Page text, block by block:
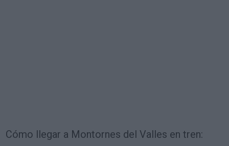
Cómo llegar a Montornes del Valles en tren: